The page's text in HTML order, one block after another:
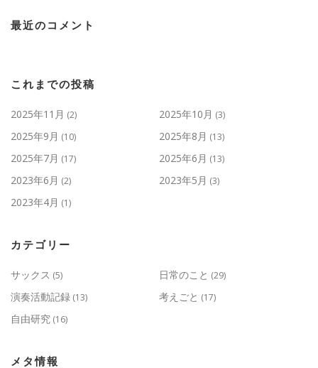
最近のコメント
これまでの投稿
2025年11月 (2) 2025年10月 (3)
2025年9月 (10) 2025年8月 (13)
2025年7月 (17) 2025年6月 (13)
2023年6月 (2) 2023年5月 (3)
2023年4月 (1)
カテゴリー
サックス (5) 日常のこと (29)
演奏活動記録 (13) 考えごと (17)
自由研究 (16)
メタ情報